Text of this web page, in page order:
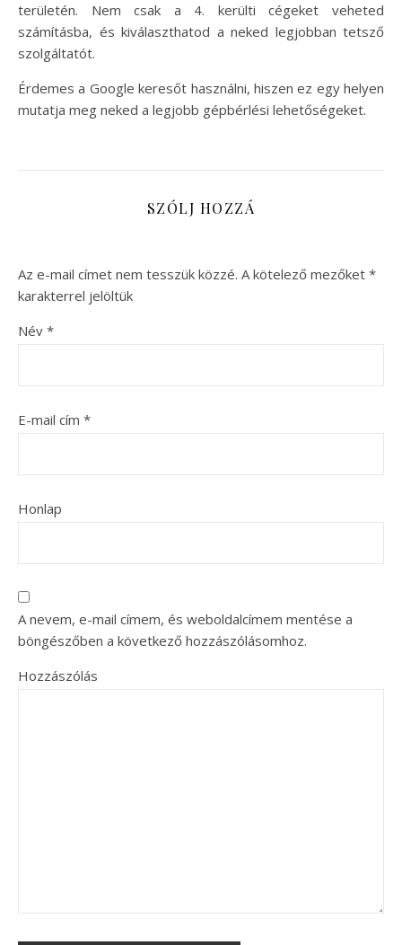
területén. Nem csak a 4. kerülti cégeket veheted
számításba, és kiválaszthatod a neked legjobban tetsző
szolgáltatót.
Érdemes a Google keresőt használni, hiszen ez egy helyen
mutatja meg neked a legjobb gépbérlési lehetőségeket.
SZÓLJ HOZZÁ
Az e-mail címet nem tesszük közzé. A kötelező mezőket *
karakterrel jelöltük
Név *
E-mail cím *
Honlap
A nevem, e-mail címem, és weboldalcímem mentése a
böngészőben a következő hozzászólásomhoz.
Hozzászólás